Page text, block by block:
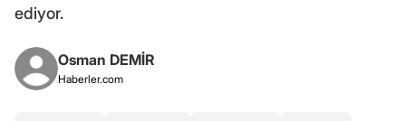
ediyor.
Osman DEMİR
Haberler.com